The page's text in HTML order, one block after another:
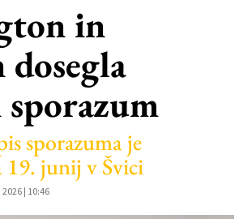
in
dosegla
sporazuma je
19. junij v Švici
| 10:46